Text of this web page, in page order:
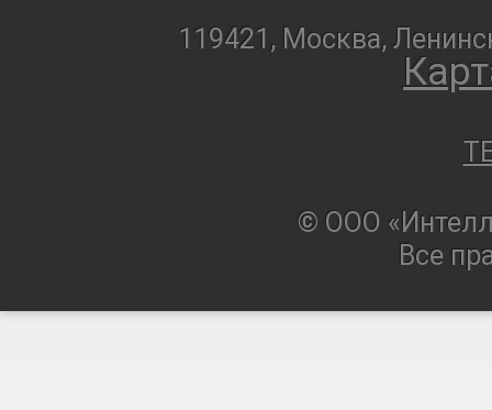
119421, Москва,
© ООО
Все